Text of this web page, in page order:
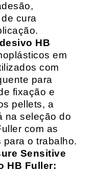
cura
HB
em
com
para
fixação e
pellets, a
na seleção do
com as
o trabalho.
Sensitive
HB Fuller: